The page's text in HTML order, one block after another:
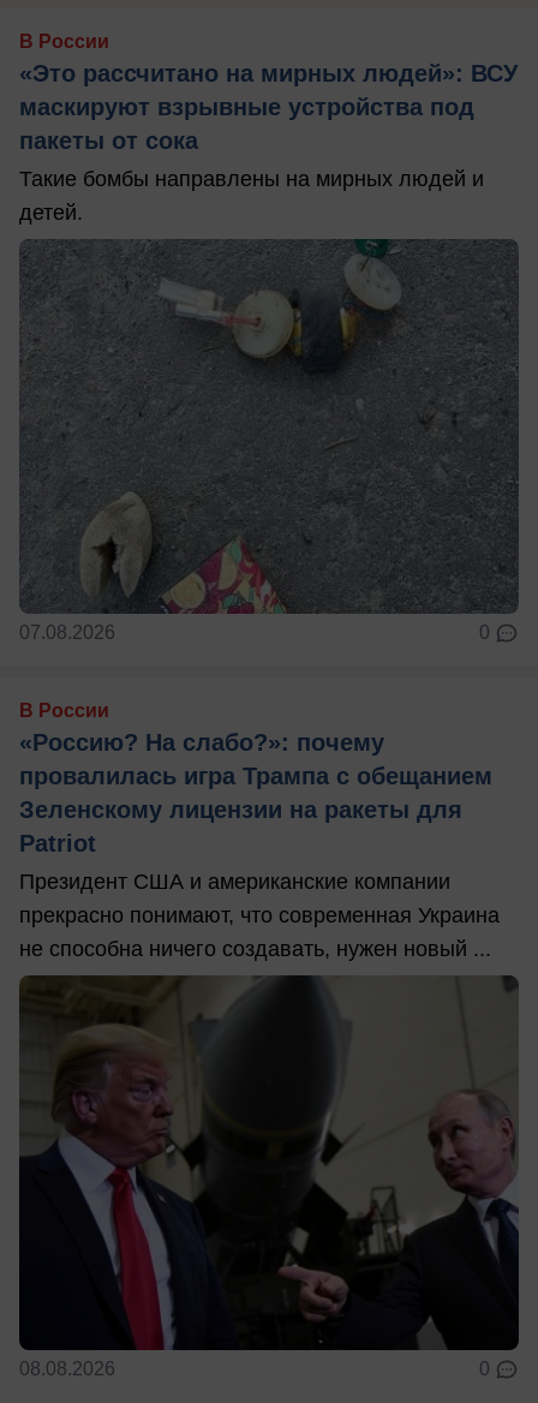
В России
«Это рассчитано на мирных людей»: ВСУ
маскируют взрывные устройства под
пакеты от сока
Такие бомбы направлены на мирных людей и
детей.
07.08.2026 0
В России
«Россию? На слабо?»: почему
провалилась игра Трампа с обещанием
Зеленскому лицензии на ракеты для
Patriot
Президент США и американские компании
прекрасно понимают, что современная Украина
не способна ничего создавать, нужен новый ...
08.08.2026 0